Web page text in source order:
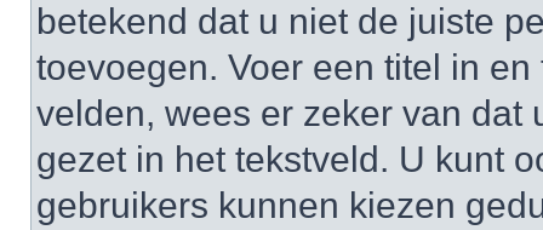
betekend dat u niet de juiste
toevoegen. Voer een titel in
velden, wees er zeker van dat
gezet in het tekstveld. U kunt
gebruikers kunnen kiezen